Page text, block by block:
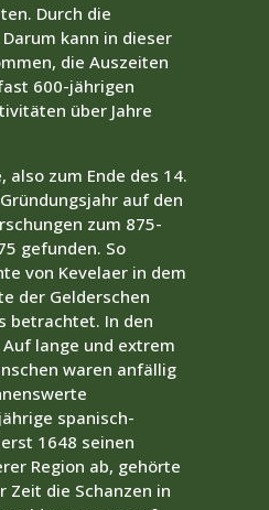
Durch die
kann in dieser
die Auszeiten
600-jährigen
über Jahre
zum Ende des 14.
auf den
zum 875-
gefunden. So
von Kevelaer in dem
der Gelderschen
betrachtet. In den
lange und extrem
waren anfällig
spanisch-
1648 seinen
Region ab, gehörte
Zeit die Schanzen in